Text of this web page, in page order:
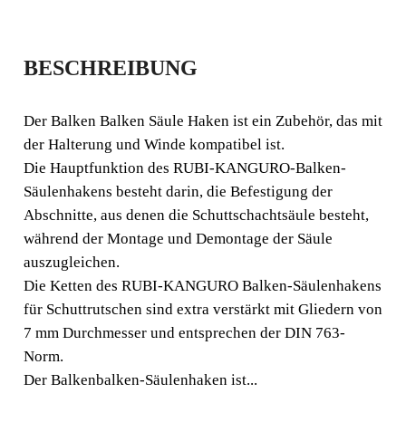
HÄNGEVORRICHTU
NG ZUR
BEFESTIGUNG AN
VERSTREBUNG
Der Balken Balken Säule Haken ist ein Zubehör, das mit
der Halterung und Winde kompatibel ist. Die
Hauptfunktion des RUBI-KANGURO-Balken-
Säulenhakens besteht darin, die Befestigung der
Abschnitte, aus denen die Schuttschachtsäule besteht,
während der Montage und Demontage der Säule
auszugleichen.
BESCHREIBUNG
Der Balken Balken Säule Haken ist ein Zubehör, das mit
der Halterung und Winde kompatibel ist.
Die Hauptfunktion des RUBI-KANGURO-Balken-
Säulenhakens besteht darin, die Befestigung der
Abschnitte, aus denen die Schuttschachtsäule besteht,
während der Montage und Demontage der Säule
auszugleichen.
Die Ketten des RUBI-KANGURO Balken-Säulenhakens
für Schuttrutschen sind extra verstärkt mit Gliedern von
7 mm Durchmesser und entsprechen der DIN 763-
Norm.
Der Balkenbalken-Säulenhaken ist...